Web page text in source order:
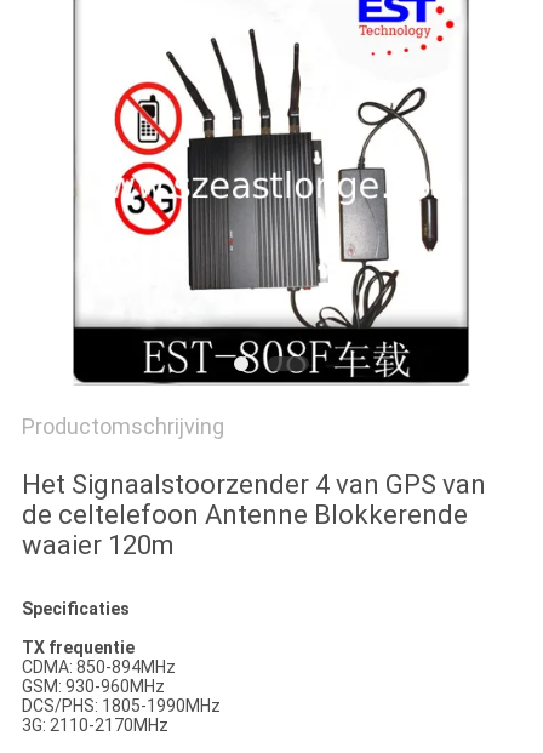
PRIVACY
Productomschrijving
Het Signaalstoorzender 4 van GPS van
de celtelefoon Antenne Blokkerende
waaier 120m
Specificaties
TX frequentie
CDMA: 850-894MHz
GSM: 930-960MHz
DCS/PHS: 1805-1990MHz
3G: 2110-2170MHz